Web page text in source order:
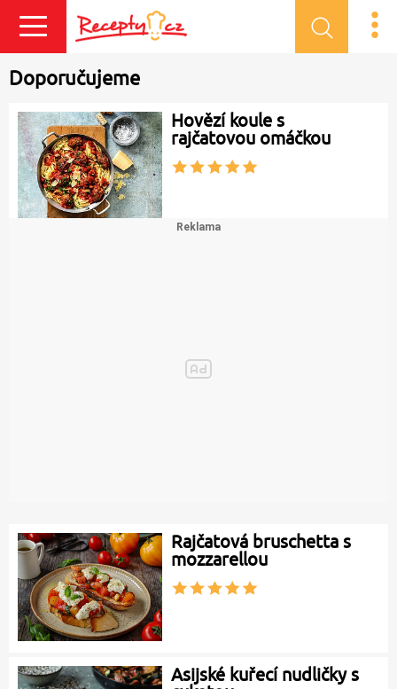
Doporučujeme
Hovězí koule s
rajčatovou omáčkou
Rajčatová bruschetta s
mozzarellou
Asijské kuřecí nudličky s